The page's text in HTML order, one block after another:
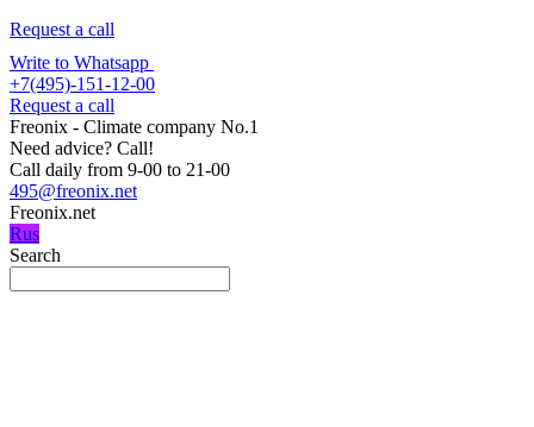
Request a call
Write to Whatsapp
+7(495)-151-12-00
Request a call
Freonix - Climate company No.1
Need advice? Call!
Call daily from 9-00 to 21-00
495@freonix.net
Freonix.net
Rus
Search